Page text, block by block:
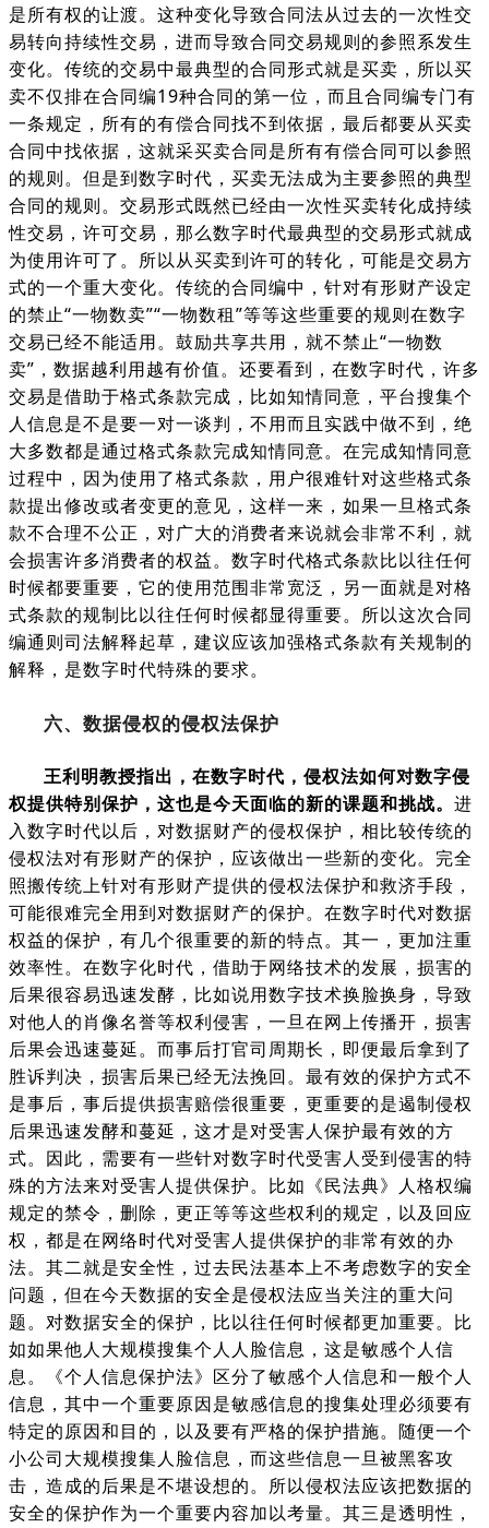
是所有权的让渡。这种变化导致合同法从过去的一次性交
易转向持续性交易，进而导致合同交易规则的参照系发生
变化。传统的交易中最典型的合同形式就是买卖，所以买
卖不仅排在合同编19种合同的第一位，而且合同编专门有
一条规定，所有的有偿合同找不到依据，最后都要从买卖
合同中找依据，这就采买卖合同是所有有偿合同可以参照
的规则。但是到数字时代，买卖无法成为主要参照的典型
合同的规则。交易形式既然已经由一次性买卖转化成持续
性交易，许可交易，那么数字时代最典型的交易形式就成
为使用许可了。所以从买卖到许可的转化，可能是交易方
式的一个重大变化。传统的合同编中，针对有形财产设定
的禁止“一物数卖”“一物数租”等等这些重要的规则在数字
交易已经不能适用。鼓励共享共用，就不禁止“一物数
卖”，数据越利用越有价值。还要看到，在数字时代，许多
交易是借助于格式条款完成，比如知情同意，平台搜集个
人信息是不是要一对一谈判，不用而且实践中做不到，绝
大多数都是通过格式条款完成知情同意。在完成知情同意
过程中，因为使用了格式条款，用户很难针对这些格式条
款提出修改或者变更的意见，这样一来，如果一旦格式条
款不合理不公正，对广大的消费者来说就会非常不利，就
会损害许多消费者的权益。数字时代格式条款比以往任何
时候都要重要，它的使用范围非常宽泛，另一面就是对格
式条款的规制比以往任何时候都显得重要。所以这次合同
编通则司法解释起草，建议应该加强格式条款有关规制的
解释，是数字时代特殊的要求。
六、数据侵权的侵权法保护
王利明教授指出，在数字时代，侵权法如何对数字侵
权提供特别保护，这也是今天面临的新的课题和挑战。 进
入数字时代以后，对数据财产的侵权保护，相比较传统的
侵权法对有形财产的保护，应该做出一些新的变化。完全
照搬传统上针对有形财产提供的侵权法保护和救济手段，
可能很难完全用到对数据财产的保护。在数字时代对数据
权益的保护，有几个很重要的新的特点。其一，更加注重
效率性。在数字化时代，借助于网络技术的发展，损害的
后果很容易迅速发酵，比如说用数字技术换脸换身，导致
对他人的肖像名誉等权利侵害，一旦在网上传播开，损害
后果会迅速蔓延。而事后打官司周期长，即便最后拿到了
胜诉判决，损害后果已经无法挽回。最有效的保护方式不
是事后，事后提供损害赔偿很重要，更重要的是遏制侵权
后果迅速发酵和蔓延，这才是对受害人保护最有效的方
式。因此，需要有一些针对数字时代受害人受到侵害的特
殊的方法来对受害人提供保护。比如《民法典》人格权编
规定的禁令，删除，更正等等这些权利的规定，以及回应
权，都是在网络时代对受害人提供保护的非常有效的办
法。其二就是安全性，过去民法基本上不考虑数字的安全
问题，但在今天数据的安全是侵权法应当关注的重大问
题。对数据安全的保护，比以往任何时候都更加重要。比
如如果他人大规模搜集个人人脸信息，这是敏感个人信
息。《个人信息保护法》区分了敏感个人信息和一般个人
信息，其中一个重要原因是敏感信息的搜集处理必须要有
特定的原因和目的，以及要有严格的保护措施。随便一个
小公司大规模搜集人脸信息，而这些信息一旦被黑客攻
击，造成的后果是不堪设想的。所以侵权法应该把数据的
安全的保护作为一个重要内容加以考量。其三是透明性，